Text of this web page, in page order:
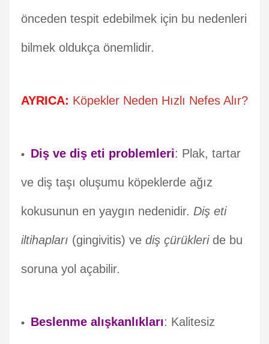
önceden tespit edebilmek için bu nedenleri
bilmek oldukça önemlidir.
AYRICA: Köpekler Neden Hızlı Nefes Alır?
Diş ve diş eti problemleri: Plak, tartar
ve diş taşı oluşumu köpeklerde ağız
kokusunun en yaygın nedenidir. Diş eti
iltihapları (gingivitis) ve diş çürükleride bu
soruna yol açabilir.
Beslenme alışkanlıkları: Kalitesiz